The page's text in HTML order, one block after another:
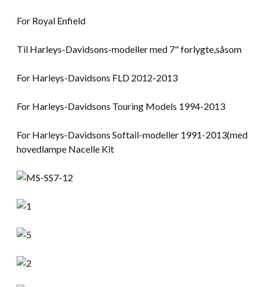
For Royal Enfield
Til Harleys-Davidsons-modeller med 7" forlygte,såsom
For Harleys-Davidsons FLD 2012-2013
For Harleys-Davidsons Touring Models 1994-2013
For Harleys-Davidsons Softail-modeller 1991-2013(med
hovedlampe Nacelle Kit